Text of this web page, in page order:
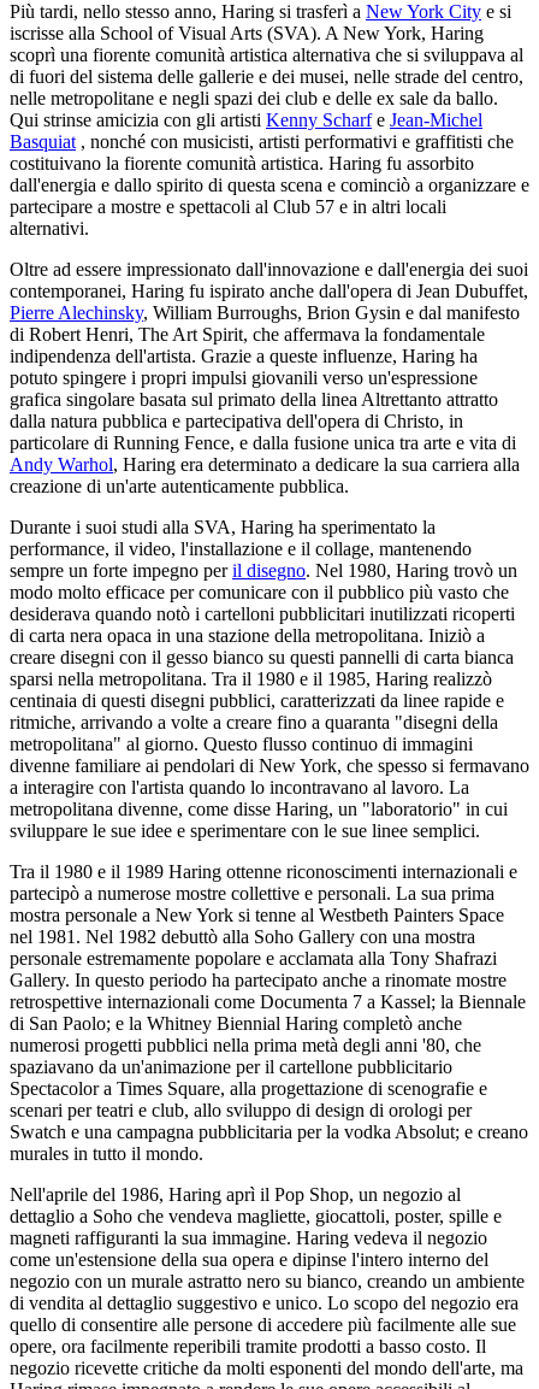
Più tardi, nello stesso anno, Haring si trasferì a New York City e si
iscrisse alla School of Visual Arts (SVA). A New York, Haring
scoprì una fiorente comunità artistica alternativa che si sviluppava al
di fuori del sistema delle gallerie e dei musei, nelle strade del centro,
nelle metropolitane e negli spazi dei club e delle ex sale da ballo.
Qui strinse amicizia con gli artisti Kenny Scharfe Jean-Michel
Basquiat , nonché con musicisti, artisti performativi e graffitisti che
costituivano la fiorente comunità artistica. Haring fu assorbito
dall'energia e dallo spirito di questa scena e cominciò a organizzare e
partecipare a mostre e spettacoli al Club 57 e in altri locali
alternativi.
Oltre ad essere impressionato dall'innovazione e dall'energia dei suoi
contemporanei, Haring fu ispirato anche dall'opera di Jean Dubuffet,
Pierre Alechinsky, William Burroughs, Brion Gysin e dal manifesto
di Robert Henri, The Art Spirit, che affermava la fondamentale
indipendenza dell'artista. Grazie a queste influenze, Haring ha
potuto spingere i propri impulsi giovanili verso un'espressione
grafica singolare basata sul primato della linea Altrettanto attratto
dalla natura pubblica e partecipativa dell'opera di Christo, in
particolare di Running Fence, e dalla fusione unica tra arte e vita di
Andy Warhol, Haring era determinato a dedicare la sua carriera alla
creazione di un'arte autenticamente pubblica.
Durante i suoi studi alla SVA, Haring ha sperimentato la
performance, il video, l'installazione e il collage, mantenendo
sempre un forte impegno peril disegno. Nel 1980, Haring trovò un
modo molto efficace per comunicare con il pubblico più vasto che
desiderava quando notò i cartelloni pubblicitari inutilizzati ricoperti
di carta nera opaca in una stazione della metropolitana. Iniziò a
creare disegni con il gesso bianco su questi pannelli di carta bianca
sparsi nella metropolitana. Tra il 1980 e il 1985, Haring realizzò
centinaia di questi disegni pubblici, caratterizzati da linee rapide e
ritmiche, arrivando a volte a creare fino a quaranta "disegni della
metropolitana" al giorno. Questo flusso continuo di immagini
divenne familiare ai pendolari di New York, che spesso si fermavano
a interagire con l'artista quando lo incontravano al lavoro. La
metropolitana divenne, come disse Haring, un "laboratorio" in cui
sviluppare le sue idee e sperimentare con le sue linee semplici.
Tra il 1980 e il 1989 Haring ottenne riconoscimenti internazionali e
partecipò a numerose mostre collettive e personali. La sua prima
mostra personale a New York si tenne al Westbeth Painters Space
nel 1981. Nel 1982 debuttò alla Soho Gallery con una mostra
personale estremamente popolare e acclamata alla Tony Shafrazi
Gallery. In questo periodo ha partecipato anche a rinomate mostre
retrospettive internazionali come Documenta 7 a Kassel; la Biennale
di San Paolo; e la Whitney Biennial Haring completò anche
numerosi progetti pubblici nella prima metà degli anni '80, che
spaziavano da un'animazione per il cartellone pubblicitario
Spectacolor a Times Square, alla progettazione di scenografie e
scenari per teatri e club, allo sviluppo di design di orologi per
Swatch e una campagna pubblicitaria per la vodka Absolut; e creano
murales in tutto il mondo.
Nell'aprile del 1986, Haring aprì il Pop Shop, un negozio al
dettaglio a Soho che vendeva magliette, giocattoli, poster, spille e
magneti raffiguranti la sua immagine. Haring vedeva il negozio
come un'estensione della sua opera e dipinse l'intero interno del
negozio con un murale astratto nero su bianco, creando un ambiente
di vendita al dettaglio suggestivo e unico. Lo scopo del negozio era
quello di consentire alle persone di accedere più facilmente alle sue
opere, ora facilmente reperibili tramite prodotti a basso costo. Il
negozio ricevette critiche da molti esponenti del mondo dell'arte, ma